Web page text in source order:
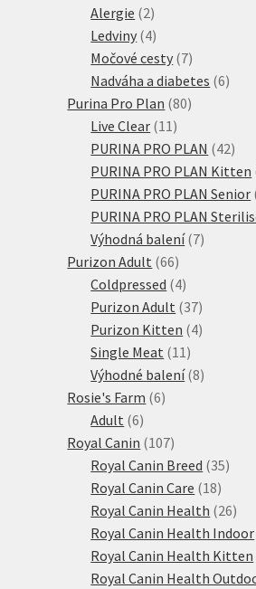
Alergie 22
produkty
Ledviny 44
produkty
Močové cesty 77
produktů
Nadváha a diabetes 66
Purina Pro Plan 8080
Live Clear 11 11
produktů
PURINA PRO PLAN 4242
PURINA PRO PLAN Kitten
PURINA PRO PLAN Senior
PURINA PRO PLAN
Výhodná balení 77
Purizon Adult 6666
produktů
Coldpressed 44
produkty
Purizon Adult 3737
produktů
Purizon Kitten 44
Single Meat 11 11
produktů
Výhodné balení 88
Rosie's Farm 66
Adult 66
produktů
Royal Canin 107107
produktů
Royal Canin Breed 3535
Royal Canin Care 1818
Royal Canin Health 2626
Royal Canin Health Indoor
Royal Canin Health Kitten
Royal Canin Health